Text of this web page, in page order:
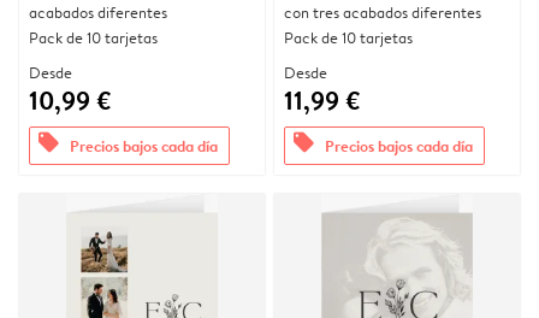
acabados diferentes
Pack de 10 tarjetas
Desde
10,99 €
offers Precios bajos cada día
con tres acabados diferentes
Pack de 10 tarjetas
Desde
11,99 €
offers Precios bajos cada día